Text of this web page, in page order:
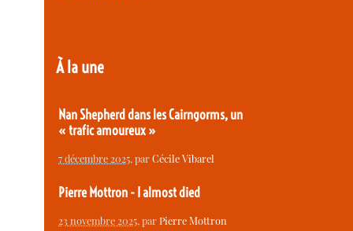
À la une
Nan Shepherd dans les Cairngorms, un
« trafic amoureux »
7 décembre 2025, parCécile Vibarel
Pierre Mottron - I almost died
23 novembre 2025, parPierre Mottron